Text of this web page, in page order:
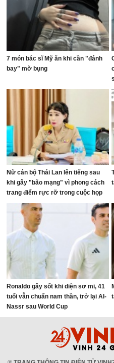
7 món bác sĩ Mỹ ăn khi cần "đánh
bay" mỡ bụng
Nữ cán bộ Thái Lan lên tiếng sau
khi gây "bão mạng" vì phong cách
trang điểm rực rỡ trong cuộc họp
ngân sách
Ronaldo gây sốt khi diện sơ mi, 41
tuổi vẫn chuẩn nam thần, trở lại Al-
Nassr sau World Cup